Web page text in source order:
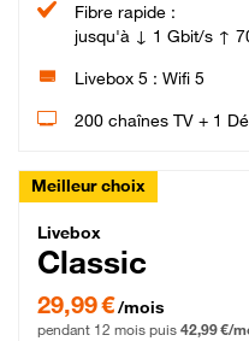
Fibre rapide :
jusqu'à ↓ 1 Gbit/s ↑
Livebox 5 : Wifi 5
200 chaînes TV + 1
Meilleur choix
Livebox Classic
Livebox
Classic
29,99 € par mois pendant 12
29,99 €/mois
pendant 12 mois puis 42,99 €/